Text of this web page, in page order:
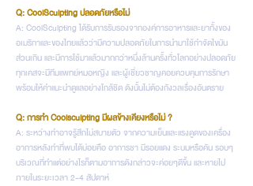
Q: CoolSculpting ปลอดภัยหรือไม่
A: CoolSculpting ได้รับการรับรองจากองค์การอาหารและยาทั้งของ
อเมริกาและของไทยแล้วว่ามีความปลอดภัยในการนำมาใช้กำจัดไขมัน
ส่วนเกิน และมีการใช้มาแล้วมากกว่าหนึ่งล้านครั้งทั่วโลกอย่างปลอดภัย
ทุกเคสจะมีทีมแพทย์หมอหญิง และผู้เชี่ยวชาญคอยควบคุมการรักษา
พร้อมให้คำแนะนำดูแลอย่างใกล้ชิด ดังนั้นไม่ต้องกังวลเรื่องอันตราย
Q: การทำ Coolsculpting มีผลข้างเคียงหรือไม่ ?
A: ระหว่างทำอาจรู้สึกไม่สบายตัว จากความเย็นและแรงดูดของเครื่อง
อาการหลังทำที่พบได้บ่อยคือ อาการชา มีรอยแดง ระบมหรือคัน รอบๆ
บริเวณที่ทำแต่อย่างไรก็ตามอาการดังกล่าวจะค่อยๆดีขึ้น และหายไป
ภายในระยะเวลา 2-4 สัปดาห์